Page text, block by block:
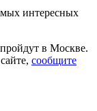
интересных
в Москве.
сообщите